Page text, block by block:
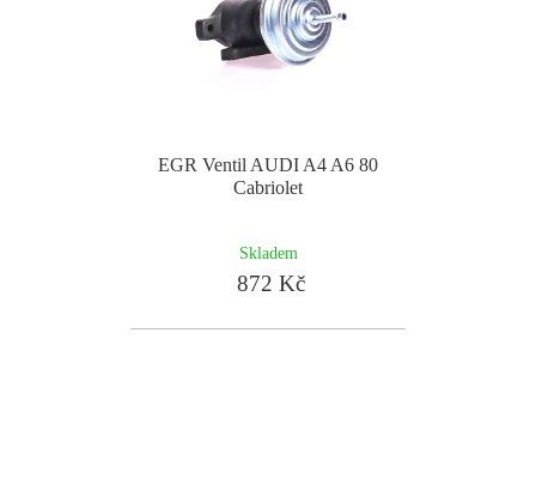
EGR Ventil AUDI A4 A6 80
Cabriolet
Skladem
872 Kč